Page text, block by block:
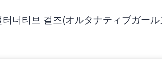
너티브 걸즈(オルタナティブガー